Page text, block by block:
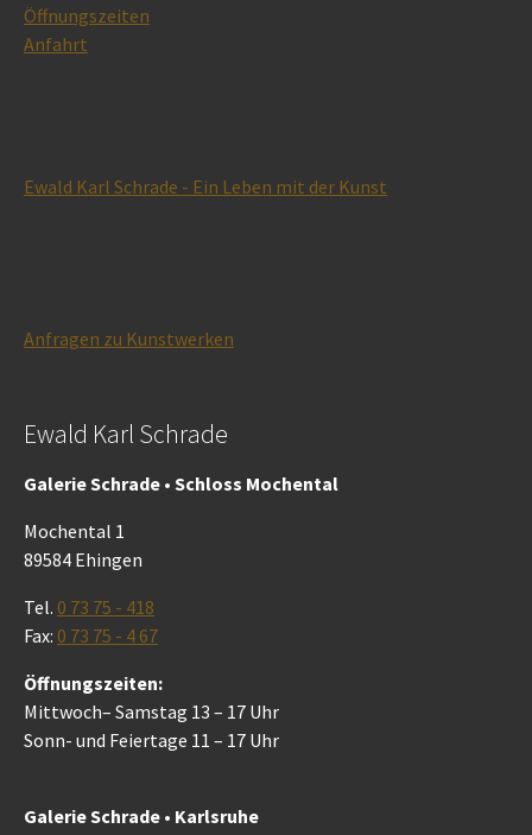
Öffnungszeiten
Anfahrt
Ewald Karl Schrade - Ein Leben mit der Kunst
Anfragen zu Kunstwerken
Ewald Karl Schrade
Galerie Schrade • Schloss Mochental
Mochental 1
89584 Ehingen
Tel. 0 73 75 - 418
Fax: 0 73 75 - 4 67
Öffnungszeiten:
Mittwoch– Samstag 13 – 17 Uhr
Sonn- und Feiertage 11 – 17 Uhr
Galerie Schrade • Karlsruhe